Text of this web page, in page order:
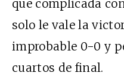
que complicada
solo le vale la
improbable 0-0 y
cuartos de final.